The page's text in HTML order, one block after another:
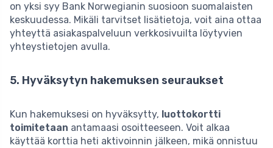
on yksi syy Bank Norwegianin suosioon suomalaisten
keskuudessa. Mikäli tarvitset lisätietoja, voit aina ottaa
yhteyttä asiakaspalveluun verkkosivuilta löytyvien
yhteystietojen avulla.
5. Hyväksytyn hakemuksen seuraukset
Kun hakemuksesi on hyväksytty, luottokortti
toimitetaan antamaasi osoitteeseen. Voit alkaa
käyttää korttia heti aktivoinnin jälkeen, mikä onnistuu